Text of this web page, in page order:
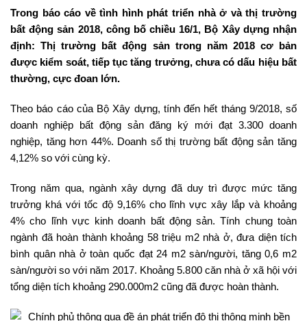
Trong báo cáo về tình hình phát triển nhà ở và thị trường
bất động sản 2018, công bố chiều 16/1, Bộ Xây dựng nhận
định: Thị trường bất động sản trong năm 2018 cơ bản
được kiểm soát, tiếp tục tăng trưởng, chưa có dấu hiệu bất
thường, cực đoan lớn.
Theo báo cáo của Bộ Xây dựng, tính đến hết tháng 9/2018, số
doanh nghiệp bất động sản đăng ký mới đạt 3.300 doanh
nghiệp, tăng hơn 44%. Doanh số thị trường bất động sản tăng
4,12% so với cùng kỳ.
Trong năm qua, ngành xây dựng đã duy trì được mức tăng
trưởng khá với tốc độ 9,16% cho lĩnh vực xây lắp và khoảng
4% cho lĩnh vực kinh doanh bất động sản. Tính chung toàn
ngành đã hoàn thành khoảng 58 triệu m2 nhà ở, đưa diện tích
bình quân nhà ở toàn quốc đạt 24 m2 sàn/người, tăng 0,6 m2
sàn/người so với năm 2017. Khoảng 5.800 căn nhà ở xã hội với
tổng diện tích khoảng 290.000m2 cũng đã được hoàn thành.